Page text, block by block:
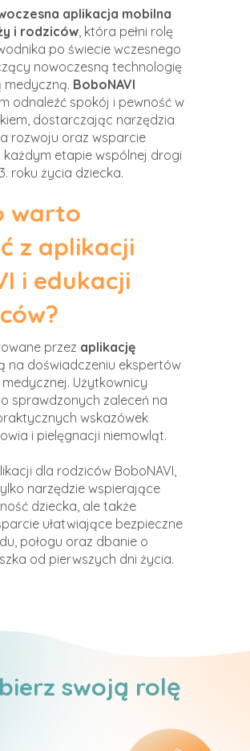
aplikacja mobilna
i rodziców , która pełni rolę
po świecie wczesnego
nowoczesną technologię
medyczną. BoboNAVI
odnaleźć spokój i pewność w
dostarczając narzędzia
rozwoju oraz wsparcie
etapie wspólnej drogi
roku życia dziecka.
warto
z aplikacji
i edukacji
przez aplikację
na doświadczeniu ekspertów
Użytkownicy
sprawdzonych zaleceń na
wskazówek
i pielęgnacji niemowląt.
dla rodziców BoboNAVI,
narzędzie wspierające
dziecka, ale także
ułatwiające bezpieczne
połogu oraz dbanie o
od pierwszych dni życia.
swoją rolę